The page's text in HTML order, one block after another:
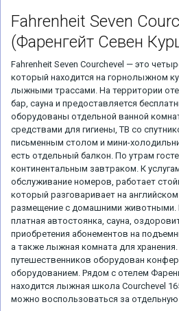
Fahrenheit Seven
(Фаренгейт Севен
Fahrenheit Seven Courchevel — это
который находится на горнолыжном
лыжными трассами. На территории
бар, сауна и предоставляется
оборудованы отдельной ванной
средствами для гигиены, ТВ со
письменным столом и мини-
есть отдельный балкон. По утрам
континентальным завтраком. К
обслуживание номеров, работает
который разговаривает на
размещение с домашними животными.
платная автостоянка, сауна,
приобретения абонементов на
а также лыжная комната для
путешественников оборудован
оборудованием. Рядом с отелем
находится лыжная школа Courchevel
можно воспользоваться за отдельную